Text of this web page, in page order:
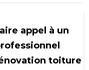
appel à un
toiture